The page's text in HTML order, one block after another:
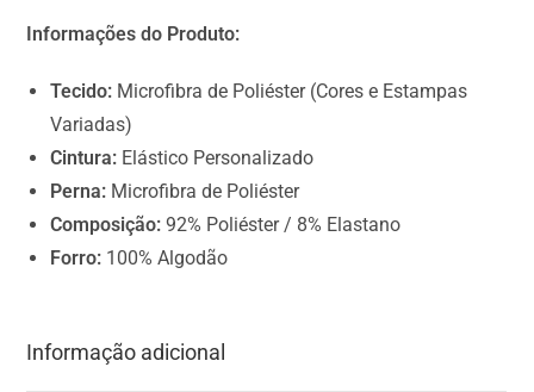
0
0
0
Informações do Produto:
Tecido: Microfibra de Poliéster (Cores e Estampas
Variadas)
Cintura: Elástico Personalizado
Perna: Microfibra de Poliéster
Composição: 92% Poliéster / 8% Elastano
Forro: 100% Algodão
Informação adicional